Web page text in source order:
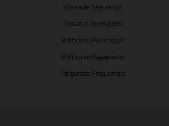
Alerta de Segurança
Trocas e Devoluções
Política de Privacidade
Política de Pagamento
Perguntas Frequentes